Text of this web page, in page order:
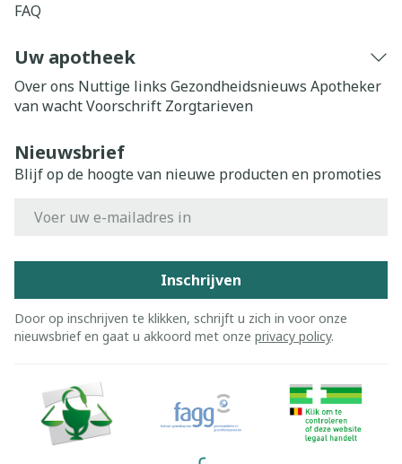
FAQ
Uw apotheek
Over ons Nuttige links Gezondheidsnieuws Apotheker
van wachtVoorschrift Zorgtarieven
Nieuwsbrief
Blijf op de hoogte van nieuwe producten en promoties
Inschrijven
Door op inschrijven te klikken, schrijft u zich in voor onze
nieuwsbrief en gaat u akkoord met onze privacy policy.